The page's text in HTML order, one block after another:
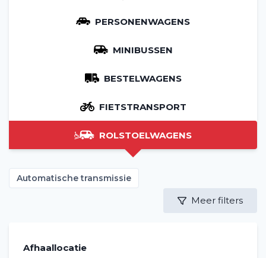
PERSONENWAGENS
MINIBUSSEN
BESTELWAGENS
FIETSTRANSPORT
ROLSTOELWAGENS
Automatische transmissie
Meer filters
Afhaallocatie